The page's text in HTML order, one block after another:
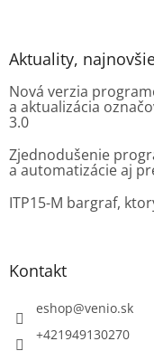
Aktuality,
Nová verzia
a aktualizácia
3.0
Zjednodušenie
a automatizácie aj
ITP15-M bargraf,
Kontakt
eshop@venio.sk
+421949130270